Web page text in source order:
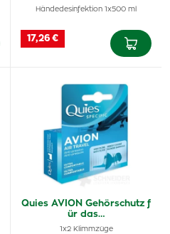
Händedesinfektion 1x500 ml
17,26 €
Quies AVION Gehörschutz f
ür das…
1x2 Klimmzüge